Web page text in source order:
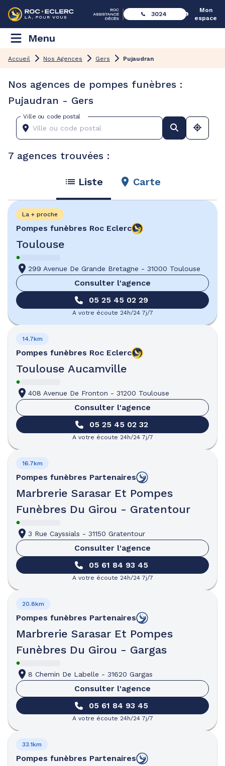
3024
Mon
espace
Menu
Accueil Nos Agences Gers Pujaudran
Nos agences de pompes funèbres :
Pujaudran - Gers
Ville ou code postal
7 agences trouvées :
Liste Carte
Pompes funèbres Roc Eclerc
Toulouse
La + proche
299 Avenue De Grande Bretagne - 31000 Toulouse
Consulter l'agence
05 25 45 02 29
A votre écoute 24h/24 7j/7
Pompes funèbres Roc Eclerc
Toulouse Aucamville
14.7km
408 Avenue De Fronton - 31200 Toulouse
Consulter l'agence
05 25 45 02 32
A votre écoute 24h/24 7j/7
Pompes funèbres Partenaires
Marbrerie Sarasar Et Pompes
Funèbres Du Girou - Gratentour
16.7km
3 Rue Cayssials - 31150 Gratentour
Consulter l'agence
05 61 84 93 45
A votre écoute 24h/24 7j/7
Pompes funèbres Partenaires
Marbrerie Sarasar Et Pompes
Funèbres Du Girou - Gargas
20.8km
8 Chemin De Labelle - 31620 Gargas
Consulter l'agence
05 61 84 93 45
A votre écoute 24h/24 7j/7
Pompes funèbres Partenaires
33.1km